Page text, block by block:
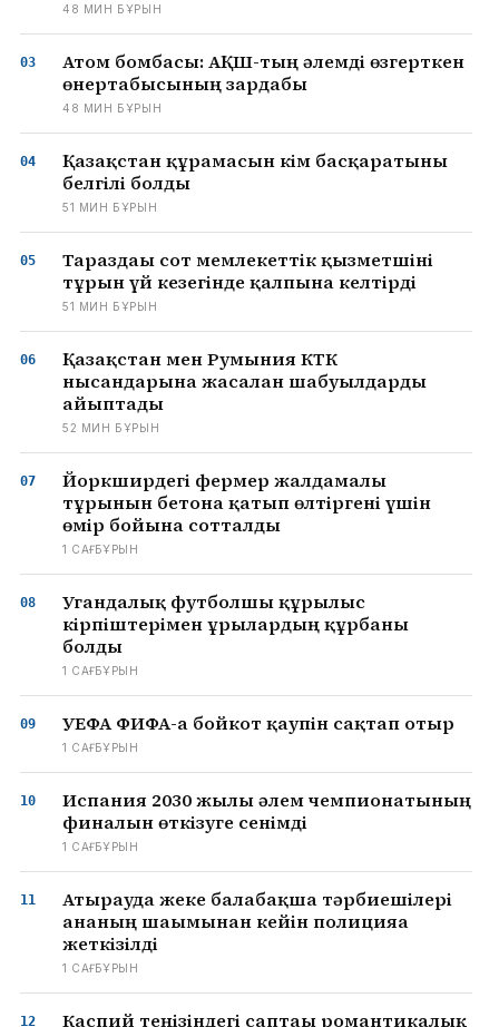
48 МИН БҰРЫН
Атом бомбасы: АҚШ-тың әлемді өзгерткен
өнертабысының зардабы
48 МИН БҰРЫН
Қазақстан құрамасын кім басқаратыны
белгілі болды
51 МИН БҰРЫН
Тараздағы сот мемлекеттік қызметшіні
тұрғын үй кезегінде қалпына келтірді
51 МИН БҰРЫН
Қазақстан мен Румыния КТК
нысандарына жасалған шабуылдарды
айыптады
52 МИН БҰРЫН
Йоркширдегі фермер жалдамалы
тұрғынын бетонға қатып өлтіргені үшін
өмір бойына сотталды
1 САҒ БҰРЫН
Угандалық футболшы құрылыс
кірпіштерімен ұрылардың құрбаны
болды
1 САҒ БҰРЫН
УЕФА ФИФА-ға бойкот қаупін сақтап отыр
1 САҒ БҰРЫН
Испания 2030 жылғы әлем чемпионатының
финалын өткізуге сенімді
1 САҒ БҰРЫН
Атырауда жеке балабақша тәрбиешілері
ананың шағымынан кейін полицияға
жеткізілді
1 САҒ БҰРЫН
Каспий теңізіндегі саптағы романтикалық